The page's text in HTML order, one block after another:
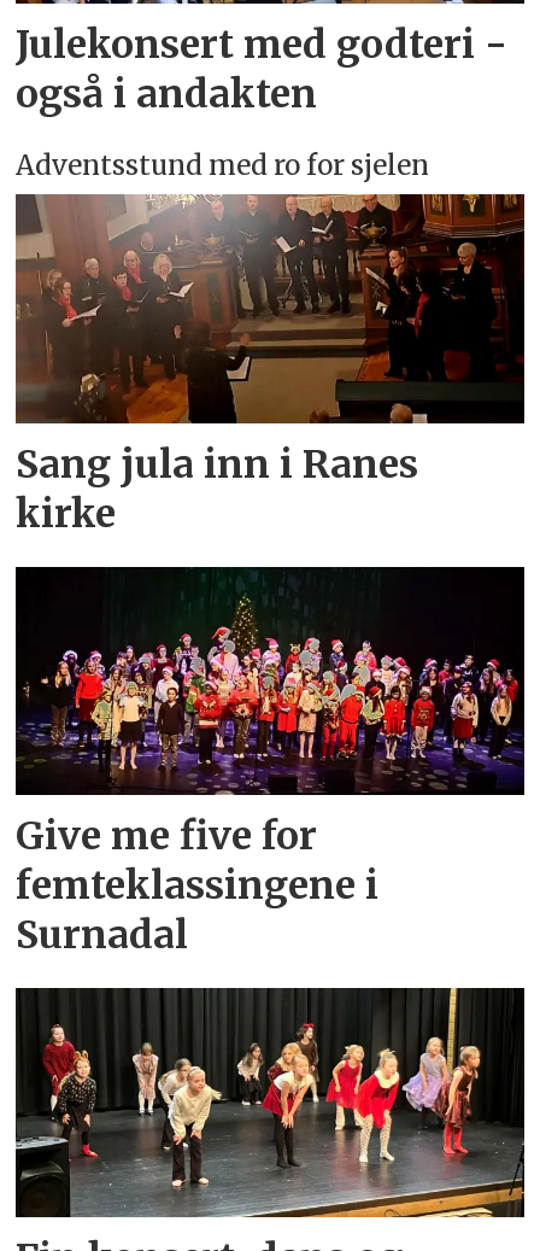
Julekonsert med godteri -
også i andakten
Adventsstund med ro for sjelen
Sang jula inn i Ranes
kirke
Give me five for
femteklassingene i
Surnadal